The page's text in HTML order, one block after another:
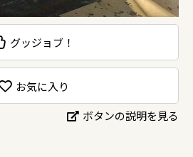
グッジョブ！
お気に入り
ボタンの説明を見る